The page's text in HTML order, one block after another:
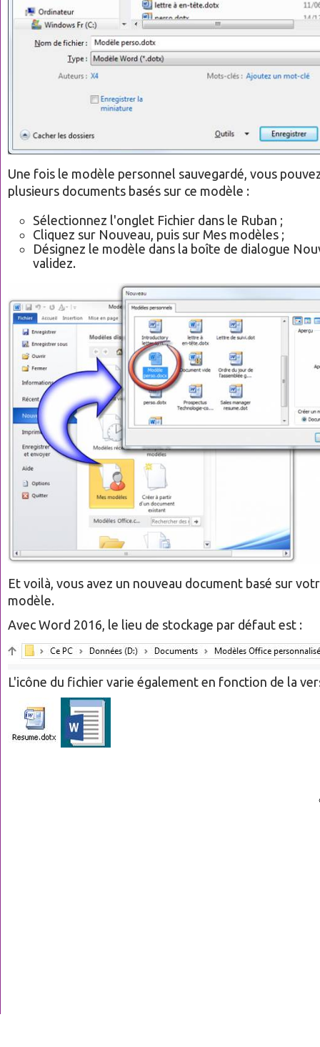
Une fois le modèle personnel sauvegardé, vous
plusieurs documents basés sur ce modèle :
Sélectionnez l'onglet Fichier dans le Ruban ;
Cliquez sur Nouveau, puis sur Mes modèles ;
Désignez le modèle dans la boîte de dialogue
validez.
Et voilà, vous avez un nouveau document basé sur
modèle.
Avec Word 2016, le lieu de stockage par défaut est :
L'icône du fichier varie également en fonction de la